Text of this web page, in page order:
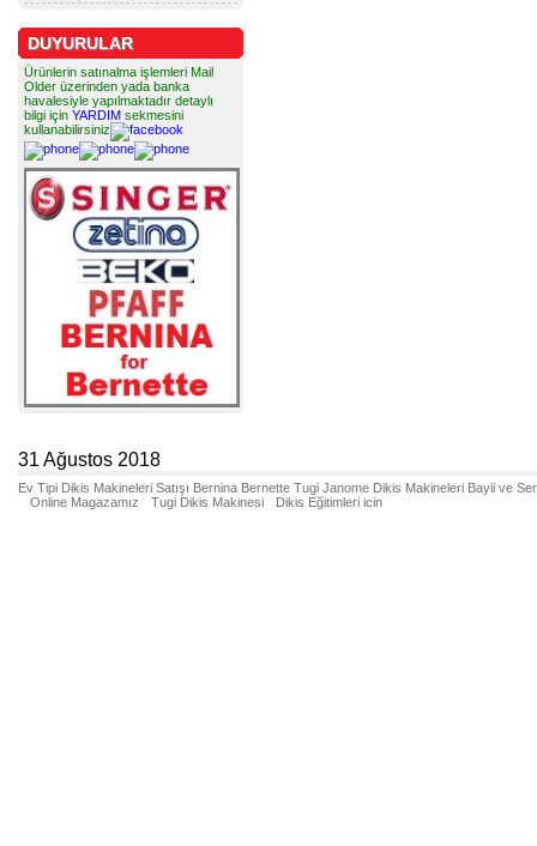
DUYURULAR
Ürünlerin satınalma işlemleri Mail
Older üzerinden yada banka
havalesiyle yapılmaktadır detaylı
bilgi için YARDIM sekmesini
kullanabilirsiniz
31 Ağustos 2018
Ev Tipi Dikis Makineleri Satışı Bernina Bernette Tugi Janome Dikis Makineleri Bayii ve
Online Magazamız
Tugi Dikis Makinesi Dikis Eğitimleri icin